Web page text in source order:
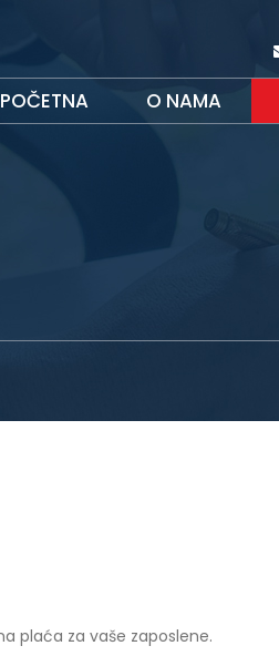
POČETNA O NAMA
plaća za vaše zaposlene.